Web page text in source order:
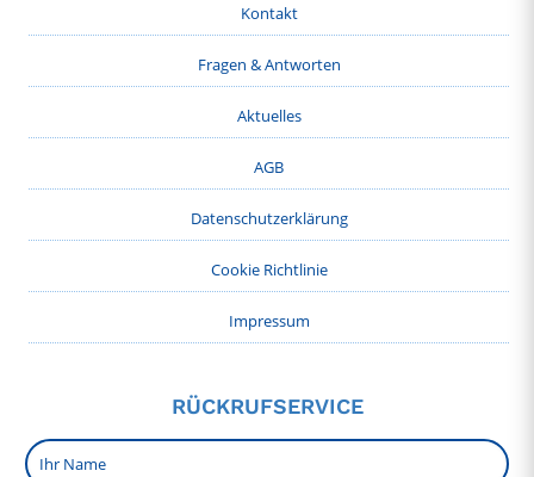
Kontakt
Fragen & Antworten
Aktuelles
AGB
Datenschutzerklärung
Cookie Richtlinie
Impressum
RÜCKRUFSERVICE